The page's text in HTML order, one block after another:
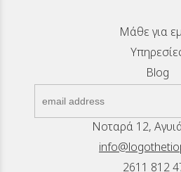
Μάθε για
Blog
Νοταρά 12,
2611 812